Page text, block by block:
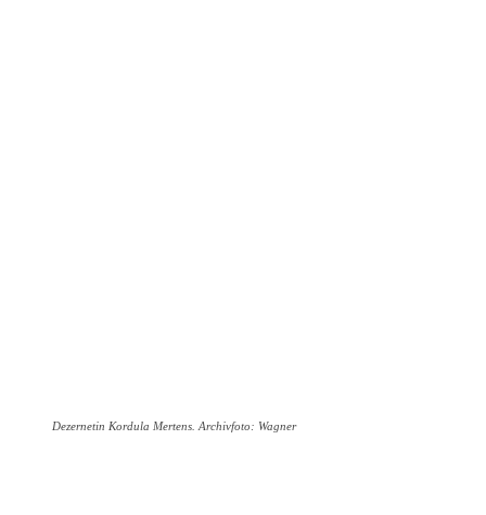
Dezernetin Kordula Mertens. Archivfoto: Wagner